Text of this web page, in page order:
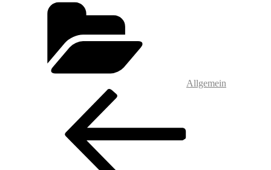
Allgemein
Beitragsnavigation